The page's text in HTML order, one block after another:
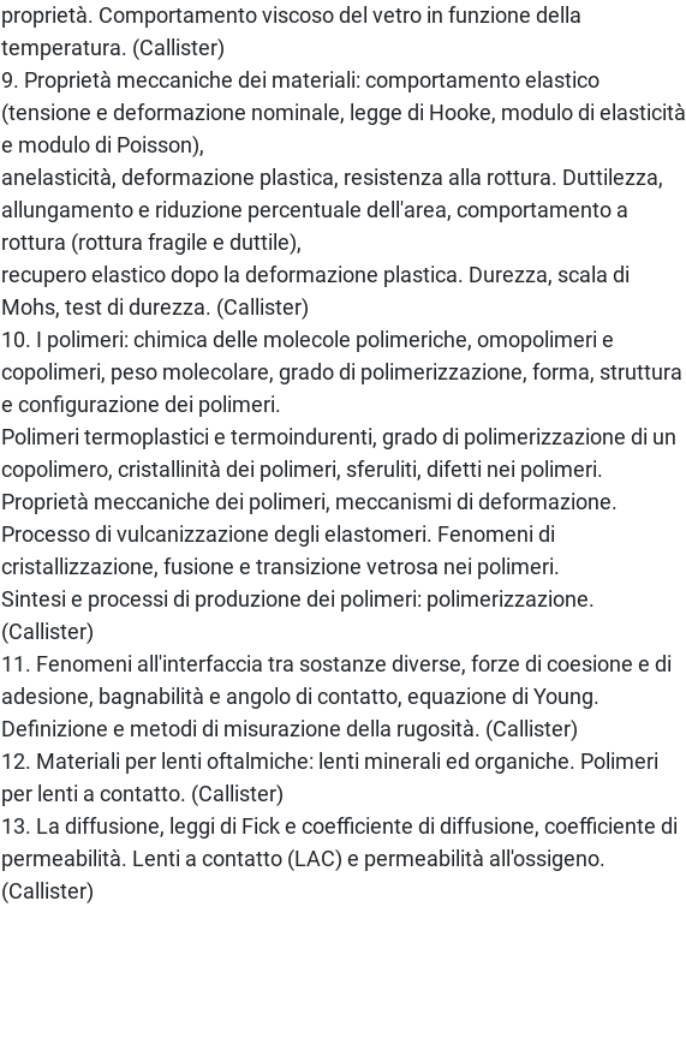
proprietà. Comportamento viscoso del vetro in funzione della
temperatura. (Callister)
9. Proprietà meccaniche dei materiali: comportamento elastico
(tensione e deformazione nominale, legge di Hooke, modulo di elasticità
e modulo di Poisson),
anelasticità, deformazione plastica, resistenza alla rottura. Duttilezza,
allungamento e riduzione percentuale dell'area, comportamento a
rottura (rottura fragile e duttile),
recupero elastico dopo la deformazione plastica. Durezza, scala di
Mohs, test di durezza. (Callister)
10. I polimeri: chimica delle molecole polimeriche, omopolimeri e
copolimeri, peso molecolare, grado di polimerizzazione, forma, struttura
e configurazione dei polimeri.
Polimeri termoplastici e termoindurenti, grado di polimerizzazione di un
copolimero, cristallinità dei polimeri, sferuliti, difetti nei polimeri.
Proprietà meccaniche dei polimeri, meccanismi di deformazione.
Processo di vulcanizzazione degli elastomeri. Fenomeni di
cristallizzazione, fusione e transizione vetrosa nei polimeri.
Sintesi e processi di produzione dei polimeri: polimerizzazione.
(Callister)
11. Fenomeni all'interfaccia tra sostanze diverse, forze di coesione e di
adesione, bagnabilità e angolo di contatto, equazione di Young.
Definizione e metodi di misurazione della rugosità. (Callister)
12. Materiali per lenti oftalmiche: lenti minerali ed organiche. Polimeri
per lenti a contatto. (Callister)
13. La diffusione, leggi di Fick e coefficiente di diffusione, coefficiente di
permeabilità. Lenti a contatto (LAC) e permeabilità all'ossigeno.
(Callister)